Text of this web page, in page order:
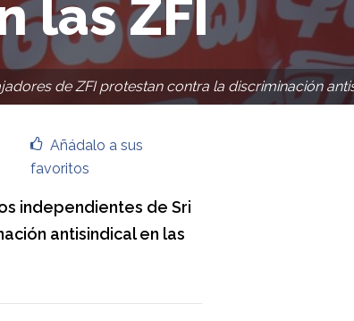
las ZFI
de ZFI protestan contra la discriminación
Añádalo a sus
favoritos
independientes de Sri
antisindical en las